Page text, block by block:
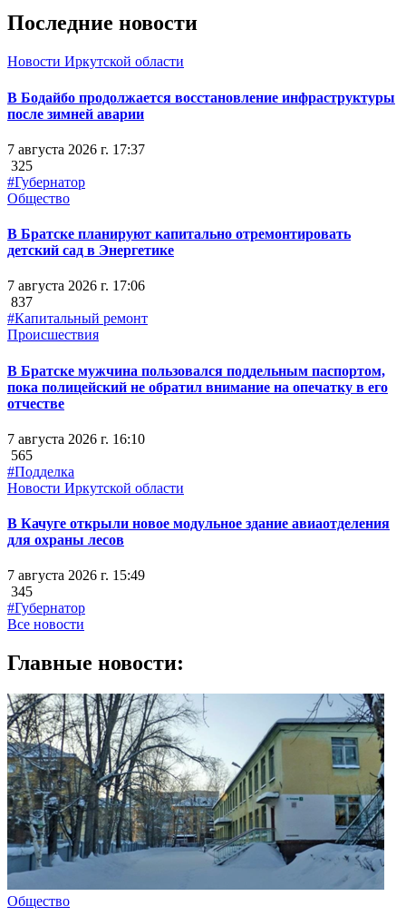
Последние новости
Новости Иркутской области
В Бодайбо продолжается восстановление инфраструктуры
после зимней аварии
7 августа 2026 г. 17:37
325
#Губернатор
Общество
В Братске планируют капитально отремонтировать
детский сад в Энергетике
7 августа 2026 г. 17:06
837
#Капитальный ремонт
Происшествия
В Братске мужчина пользовался поддельным паспортом,
пока полицейский не обратил внимание на опечатку в его
отчестве
7 августа 2026 г. 16:10
565
#Подделка
Новости Иркутской области
В Качуге открыли новое модульное здание авиаотделения
для охраны лесов
7 августа 2026 г. 15:49
345
#Губернатор
Все новости
Главные новости:
Общество